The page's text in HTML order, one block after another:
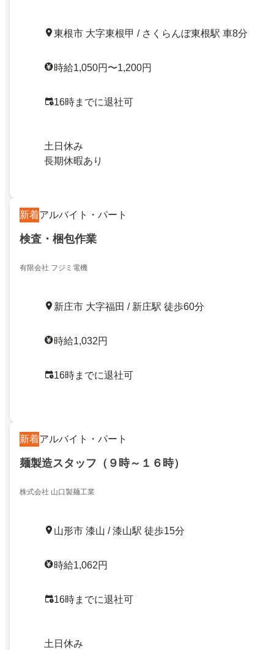
東根市 大字東根甲 / さくらんぼ東根駅 車8分
時給1,050円〜1,200円
16時までに退社可
土日休み
長期休暇あり
新着アルバイト・パート
検査・梱包作業
有限会社 フジミ電機
新庄市 大字福田 / 新庄駅 徒歩60分
時給1,032円
16時までに退社可
新着アルバイト・パート
麺製造スタッフ（９時～１６時）
株式会社 山口製麺工業
山形市 漆山 / 漆山駅 徒歩15分
時給1,062円
16時までに退社可
土日休み